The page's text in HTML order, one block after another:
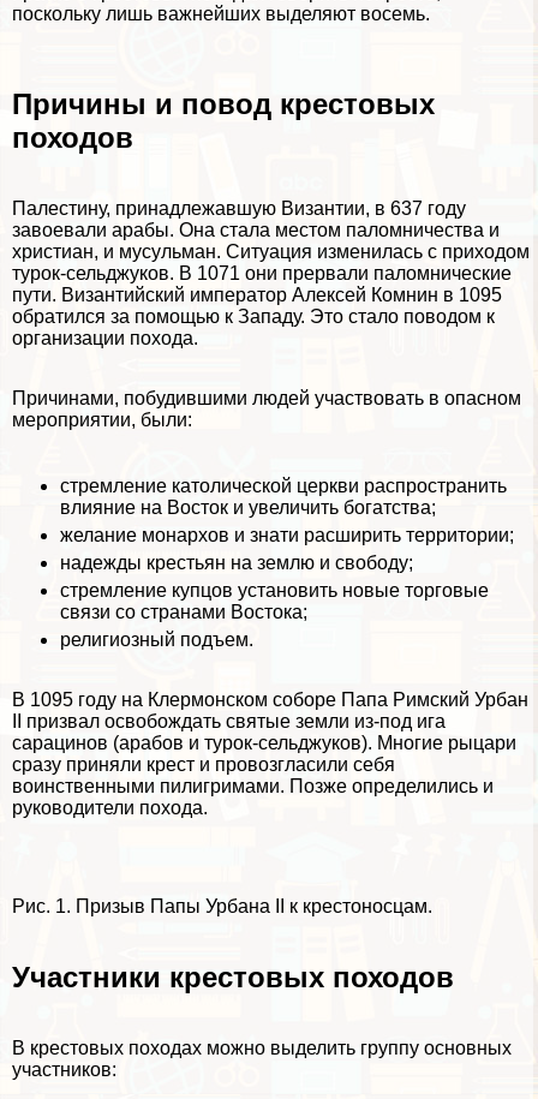
поскольку лишь важнейших выделяют восемь.
Причины и повод крестовых
походов
Палестину, принадлежавшую Византии, в 637 году
завоевали аpaбы. Она стала местом паломничества и
христиан, и мусульман. Ситуация изменилась с приходом
турок-сельджуков. В 1071 они прервали паломнические
пути. Византийский император Алексей Комнин в 1095
обратился за помощью к Западу. Это стало поводом к
организации похода.
Причинами, побудившими людей участвовать в опасном
мероприятии, были:
стремление католической церкви распространить
влияние на Восток и увеличить богатства;
желание монархов и знати расширить территории;
надежды крестьян на землю и свободу;
стремление купцов установить новые торговые
связи со странами Востока;
религиозный подъем.
В 1095 году на Клермонском соборе Папа Римский Урбан
II призвал освобождать святые земли из-под ига
сарацинов (арабов и турок-сельджуков). Многие рыцари
сразу приняли крест и провозгласили себя
воинственными пилигримами. Позже определились и
руководители похода.
Рис. 1. Призыв Папы Урбана II к крестоносцам.
Участники крестовых походов
В крестовых походах можно выделить группу основных
участников: